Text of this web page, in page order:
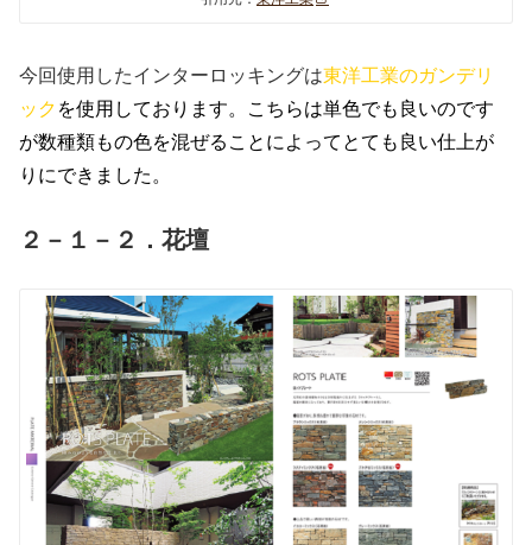
今回使用したインターロッキングは東洋工業のガンデリ
ック を使用しております。こちらは単色でも良いのです
が数種類もの色を混ぜることによってとても良い仕上が
りにできました。
２－１－２．花壇